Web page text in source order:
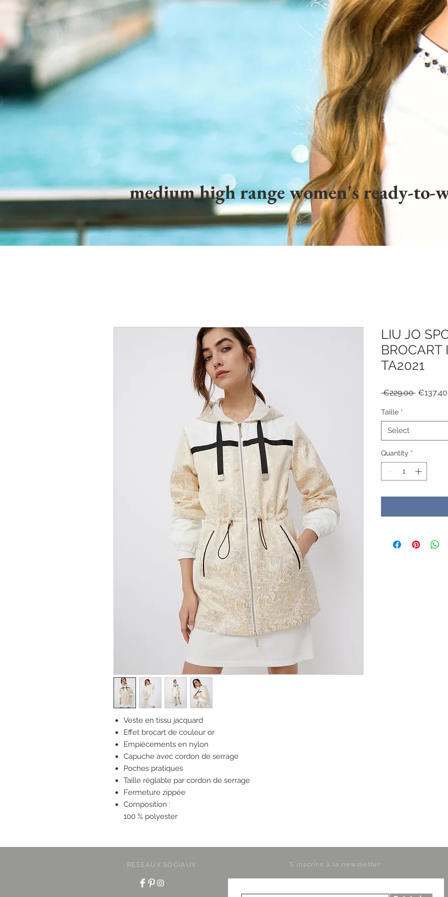
medium high range women's ready-to-
Veste en tissu jacquard
Effet brocart de couleur or
Empiècements en nylon
Capuche avec cordon de serrage
Poches pratiques
Taille réglable par cordon de serrage
Fermeture zippée
Composition :
100 % polyester
LIU JO
BROCART
TA2021
€229.00 Regular
€137.40
Taille *
Select
Quantity *
RESEAUX SOCIAUX S'inscrire à la newsletter